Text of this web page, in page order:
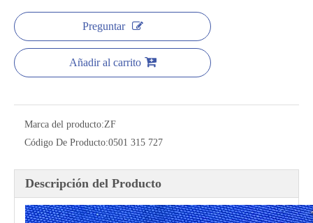
Preguntar
Añadir al carrito
Marca del producto:ZF
Código De Producto:0501 315 727
Descripción del Producto